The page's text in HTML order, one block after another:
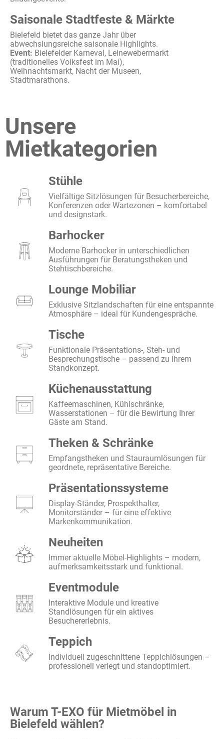
Saisonale Stadtfeste & Märkte
Bielefeld bietet das ganze Jahr über
abwechslungsreiche saisonale Highlights.
Event: Bielefelder Karneval, Leinewebermarkt
(traditionelles Volksfest im Mai),
Weihnachtsmarkt, Nacht der Museen,
Stadtmarathons.
Unsere
Mietkategorien
Stühle
Vielfältige Sitzlösungen für Besucherbereiche,
Konferenzen oder Wartezonen – komfortabel
und designstark.
Barhocker
Moderne Barhocker in unterschiedlichen
Ausführungen für Beratungstheken und
Stehtischbereiche.
Lounge Mobiliar
Exklusive Sitzlandschaften für eine entspannte
Atmosphäre – ideal für Kundengespräche.
Tische
Funktionale Präsentations-, Steh- und
Besprechungstische – passend zu Ihrem
Standkonzept.
Küchenausstattung
Kaffeemaschinen, Kühlschränke,
Wasserstationen – für die Bewirtung Ihrer
Gäste am Stand.
Theken & Schränke
Empfangstheken und Stauraumlösungen für
geordnete, repräsentative Bereiche.
Präsentationssysteme
Display-Ständer, Prospekthalter,
Monitorständer – für eine effektive
Markenkommunikation.
Neuheiten
Immer aktuelle Möbel-Highlights – modern,
aufmerksamkeitsstark und funktional.
Eventmodule
Interaktive Module und kreative
Standlösungen für ein aktives
Besuchererlebnis.
Teppich
Individuell zugeschnittene Teppichlösungen –
professionell verlegt und standoptimiert.
Warum T-EXO für Mietmöbel in
Bielefeld wählen?